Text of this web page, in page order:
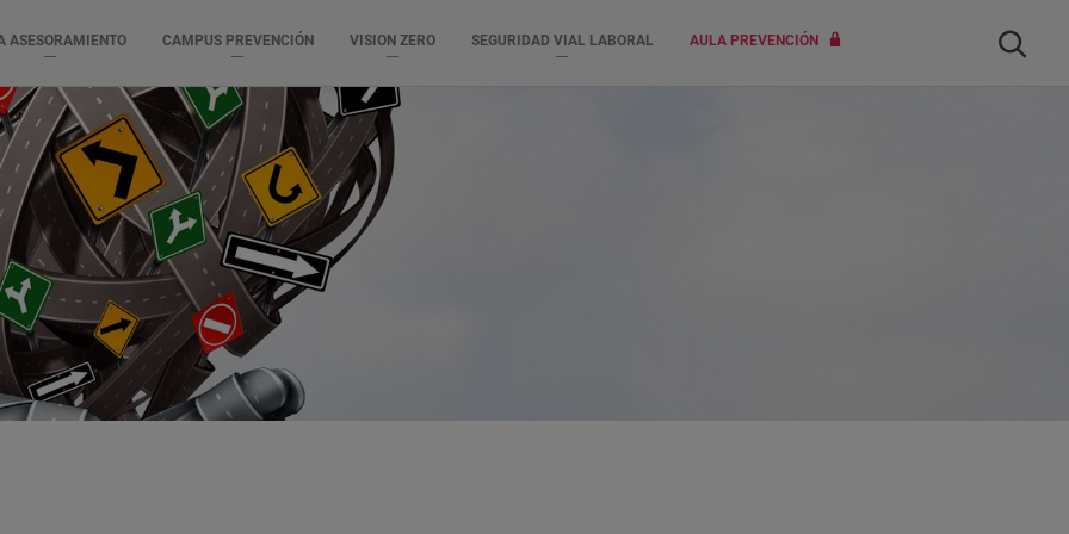
ASESORAMIENTO CAMPUS PREVENCIÓN VISION ZERO SEGURIDAD VIAL LABORAL AULA PREVENCIÓN Buscar